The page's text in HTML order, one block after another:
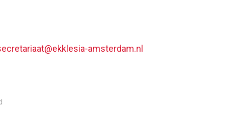
amsterdam.nl